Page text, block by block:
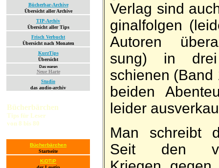
Bücherbar-Archive
Übersicht aller Archive
TIP-Archiv
Übersicht aller Tips
Frisch Verbucht
Übersicht nach Monaten
KurzTips
Übersicht
Das waren
Neue Harte
Studio
das audio-archiv
Bücherbärchen
Tips für Leser
von 8 bis 80
Bücherbärchen
Startseite
KiDTiP
Ver­lag sind
gi­nal­folgen
Autoren
sung) in
schienen (Band
bei­den
leider
Man schreibt
Seit den